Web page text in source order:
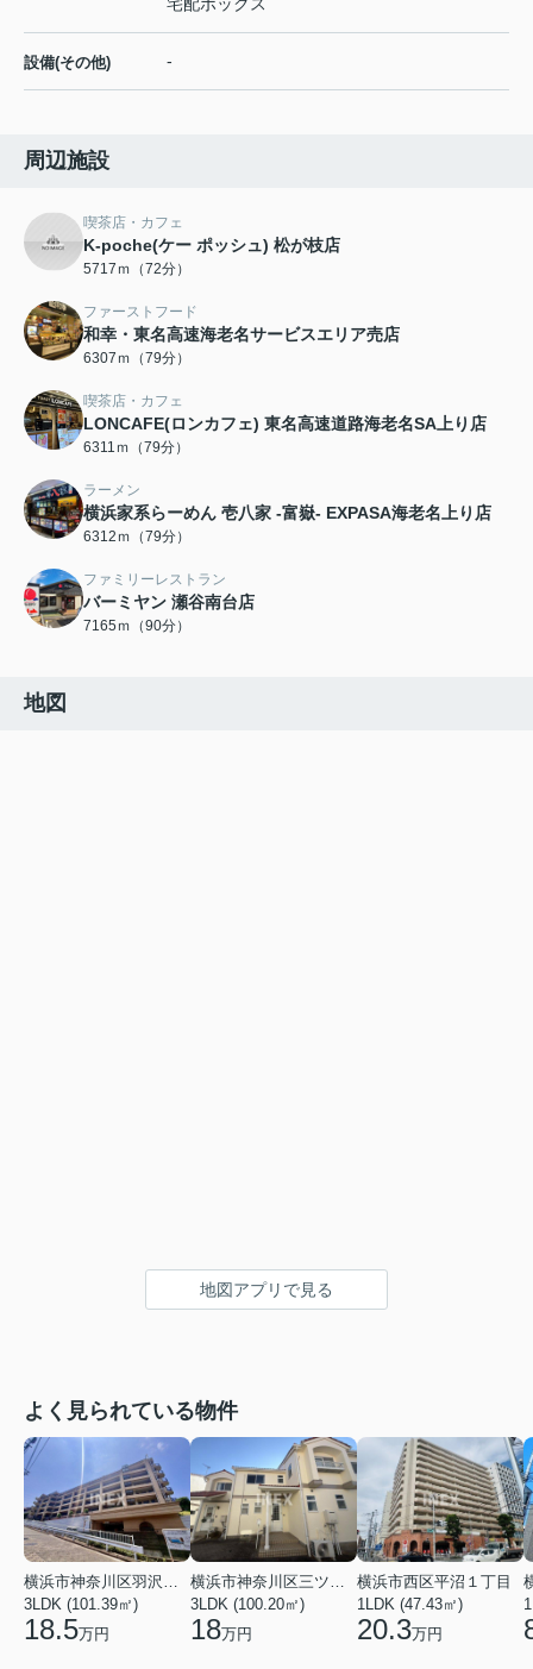
宅配ボックス
設備(その他) -
周辺施設
喫茶店・カフェ
K-poche(ケー ポッシュ) 松が枝店
5717ｍ（72分）
ファーストフード
和幸・東名高速海老名サービスエリア売店
6307ｍ（79分）
喫茶店・カフェ
LONCAFE(ロンカフェ) 東名高速道路海老名SA上り店
6311ｍ（79分）
ラーメン
横浜家系らーめん 壱八家 -富嶽- EXPASA海老名上り店
6312ｍ（79分）
ファミリーレストラン
バーミヤン 瀬谷南台店
7165ｍ（90分）
地図
地図アプリで見る
よく見られている物件
横浜市神奈川区羽沢南１丁目
3LDK (101.39㎡)
18.5万円
横浜市神奈川区三ツ沢上町
3LDK (100.20㎡)
18万円
横浜市西区平沼１丁目
1LDK (47.43㎡)
20.3万円